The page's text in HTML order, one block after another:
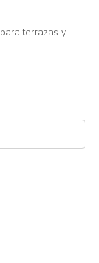
terrazas y